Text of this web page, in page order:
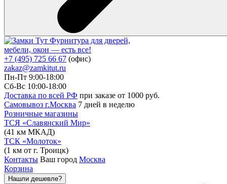
Фурнитура для дверей,
мебели, окон — есть все!
+7 (495) 725 66 67 (офис)
zakaz@zamkitut.ru
Пн-Пт 9:00-18:00
Сб-Вс 10:00-18:00
Доставка по всей РФ при заказе от 1000 руб.
Самовывоз г.Москва 7 дней в неделю
Розничные магазины
ТСЯ «Славянский Мир»
(41 км МКАД)
ТСК «Молоток»
(1 км от г. Троицк)
Контакты Ваш город Москва
Корзина
Нашли дешевле?